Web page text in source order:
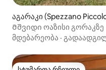
აგარაკი (Spezzano
Მშვიდი ოაზისი გორაკზე
მდებარეობა ·